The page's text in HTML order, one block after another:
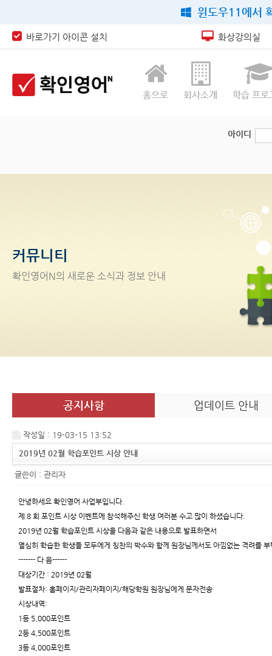
윈도우11에서
바로가기 아이콘 설치 화상강의실
홈으로 회사소개 학습 프로
아이디
커뮤니티
확인영어 N의 새로운 소식과 정보 안내
공지사항 업데이트 안내
작성일 : 19-03-15 13:52
2019년 02월 학습포인트 시상 안내
글쓴이 : 관리자
안녕하세요 확인영어 사업부입니다.
제 8 회 포인트 시상 이벤트에 참석해주신 학생 여러분 수고 많이 하셨습니다.
2019년 02월 학습포인트 시상을 다음과 같은 내용으로 발표하면서
열심히 학습한 학생들 모두에게 칭찬의 박수와 함께 원장님께서도 아낌없는 격려를
------- 다 음------
대상기간 : 2019년 02월
발표절차: 홈페이지/관리자페이지/해당학원 원장님에게 문자전송
시상내역:
1등 5,000포인트
2등 4,500포인트
3등 4,000포인트